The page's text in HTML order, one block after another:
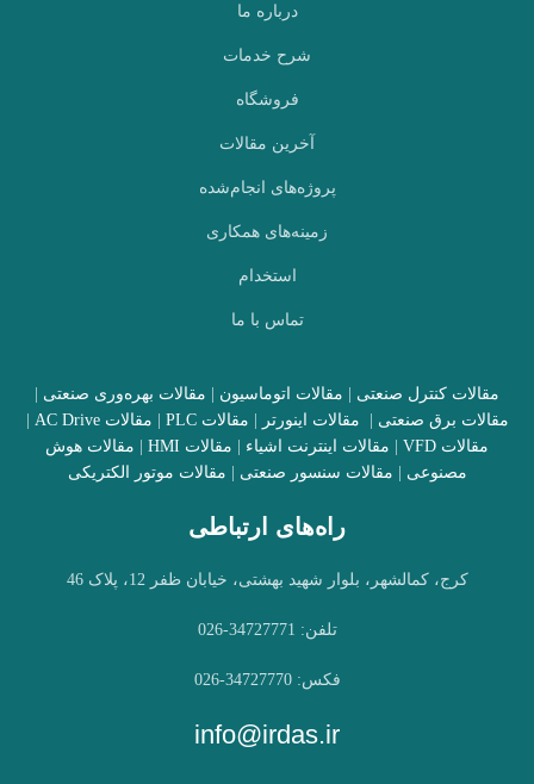
درباره ما
شرح خدمات
فروشگاه
آخرین مقالات
پروژه‌های انجام‌شده
زمینه‌های همکاری
استخدام
تماس با ما
مقالات کنترل صنعتی مقالات اتوماسیون مقالات بهره‌وری صنعتی
مقالات برق صنعتی
مقالات اینورتر مقالات PLC مقالات AC Drive
مقالات VFD
مقالات اینترنت اشیاء مقالات HMI
مقالات هوش
مصنوعی
مقالات سنسور صنعتی مقالات موتور الکتریکی
راه‌های ارتباطی
کرج، کمالشهر، بلوار شهید بهشتی، خیابان ظفر 12، پلاک 46
تلفن: 34727771-026
فکس: 34727770-026
info@irdas.ir